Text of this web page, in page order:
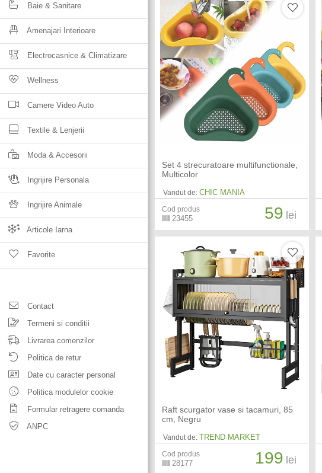
Baie & Sanitare
Amenajari Interioare
Electrocasnice & Climatizare
Wellness
Camere Video Auto
Textile & Lenjerii
Moda & Accesorii
Ingrijire Personala
Ingrijire Animale
Articole Iarna
Favorite
Contact
Termeni si conditii
Livrarea comenzilor
Politica de retur
Date cu caracter personal
Politica modulelor cookie
Formular retragere comanda
ANPC
Set 4 strecuratoare multifunctionale,
Multicolor
Vandut de: CHIC MANIA
Cod produs
23455 59 lei
Raft scurgator vase si tacamuri, 85
cm, Negru
Vandut de: TREND MARKET
Cod produs
28177 199 lei